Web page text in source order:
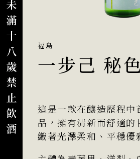
福島
一步己 秘
這是一款在釀造歷程中
品，擁有清新而舒適的
織著光澤柔和、平穩優